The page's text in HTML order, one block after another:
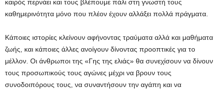
καιρός περνάει και τους βλέπουμε πάλι στη γνωστή τους
καθημερινότητα μόνο που πλέον έχουν αλλάξει πολλά πράγματα.
Κάποιες ιστορίες κλείνουν αφήνοντας τραύματα αλλά και μαθήματα
ζωής, και κάποιες άλλες ανοίγουν δίνοντας προοπτικές για το
μέλλον. Οι άνθρωποι της «Γης της ελιάς» θα συνεχίσουν να δίνουν
τους προσωπικούς τους αγώνες μέχρι να βρουν τους
συνοδοιπόρους τους, να συναντήσουν την αγάπη και να